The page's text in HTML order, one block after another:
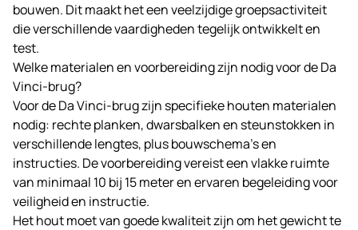
bouwen. Dit maakt het een veelzijdige groepsactiviteit
die verschillende vaardigheden tegelijk ontwikkelt en
test.
Welke materialen en voorbereiding zijn nodig voor de Da
Vinci-brug?
Voor de Da Vinci-brug zijn specifieke houten materialen
nodig: rechte planken, dwarsbalken en steunstokken in
verschillende lengtes, plus bouwschema’s en
instructies. De voorbereiding vereist een vlakke ruimte
van minimaal 10 bij 15 meter en ervaren begeleiding voor
veiligheid en instructie.
Het hout moet van goede kwaliteit zijn om het gewicht te